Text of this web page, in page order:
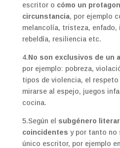
escritor o cómo un
circunstancia, por ejemplo
melancolía, tristeza, enfado,
rebeldía, resiliencia etc.
4.No son exclusivos de un
por ejemplo: pobreza,
tipos de violencia, el respeto
mirarse al espejo, juegos
cocina.
5.Según el subgénero
coincidentes y por tanto no
único escritor, por ejemplo